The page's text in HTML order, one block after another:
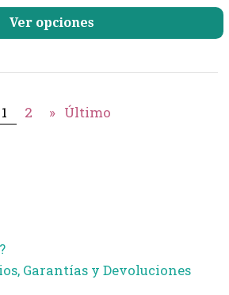
Ver opciones
1 2 » Último
Garantías y Devoluciones